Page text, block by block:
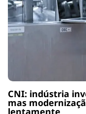
CNI: indústria
mas
lentamente